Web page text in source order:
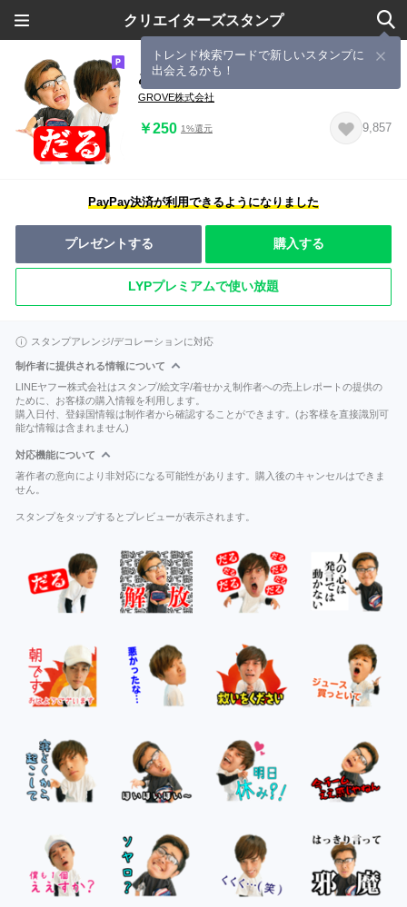
クリエイターズスタンプ
トレンド検索ワードで新しいスタンプに
出会えるかも！
あめんぼぷらすのだるスタンプ
GROVE株式会社
￥250 1%還元 9,857
PayPay決済が利用できるようになりました
プレゼントする 購入する
LYPプレミアムで使い放題
スタンプアレンジ/デコレーションに対応
制作者に提供される情報について
LINEヤフー株式会社はスタンプ/絵文字/着せかえ制作者への売上レポートの提供の
ために、お客様の購入情報を利用します。
購入日付、登録国情報は制作者から確認することができます。(お客様を直接識別可
能な情報は含まれません)
対応機能について
著作者の意向により非対応になる可能性があります。購入後のキャンセルはできま
せん。
スタンプをタップするとプレビューが表示されます。